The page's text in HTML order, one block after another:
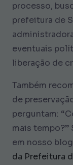
processo,
prefeitura de
eventuais
liberação de
Também
de
perguntam:
mais tempo?”
em nosso
da Prefeitura